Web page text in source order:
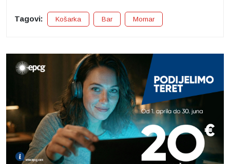
Tagovi: Košarka Bar Mornar